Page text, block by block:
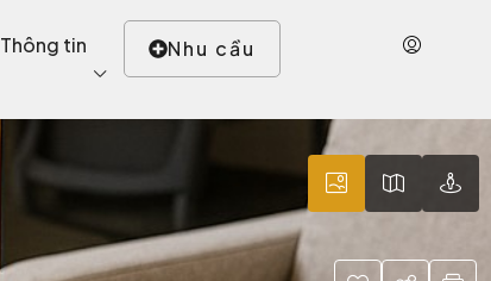
Thông tin Nhu cầu